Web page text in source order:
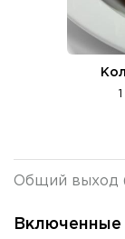
Общий выход
Включенные